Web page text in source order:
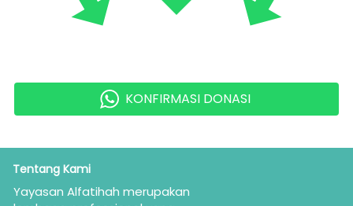
` KONFIRMASI DONASI
Tentang Kami
Yayasan Alfatihah merupakan